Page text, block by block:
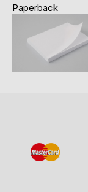
Paperback